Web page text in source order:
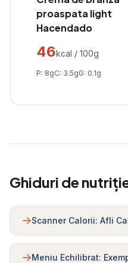
proaspata light
Hacendado
46kcal / 100g
P: 8gC: 3.5gG: 0.1g
Ghiduri de
Scanner Calorii: Afli
Meniu Echilibrat: